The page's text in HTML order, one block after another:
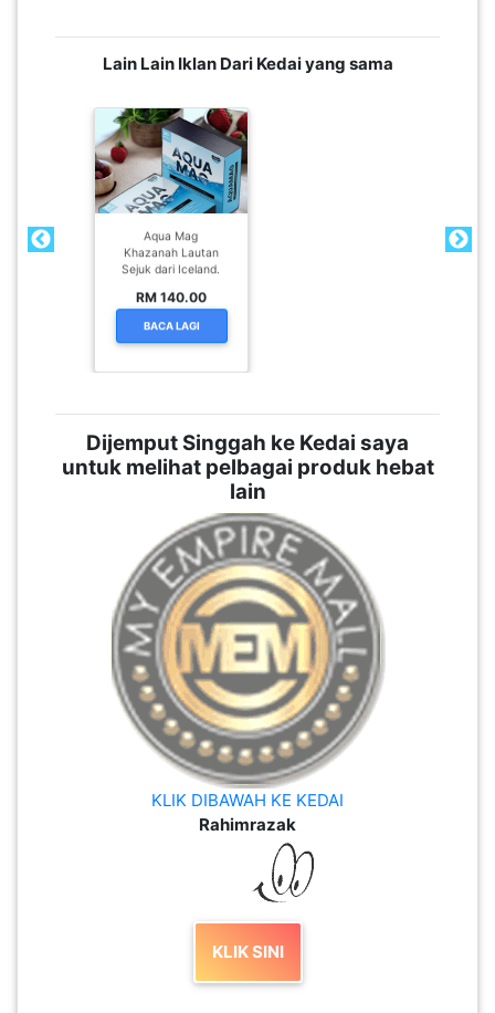
Lain Lain Iklan Dari Kedai yang sama
Aqua Mag
Khazanah Lautan
Sejuk dari Iceland.
RM 140.00
BACA LAGI
Dijemput Singgah ke Kedai saya
untuk melihat pelbagai produk hebat
lain
KLIK DIBAWAH KE KEDAI
Rahimrazak
KLIK SINI
KEDAH(13)
TERENGGANU(12)
SABAH(0)
SARAWAK(2)
PENANG(2)
LUMPUR(16)
PUTRAJAYA(9)